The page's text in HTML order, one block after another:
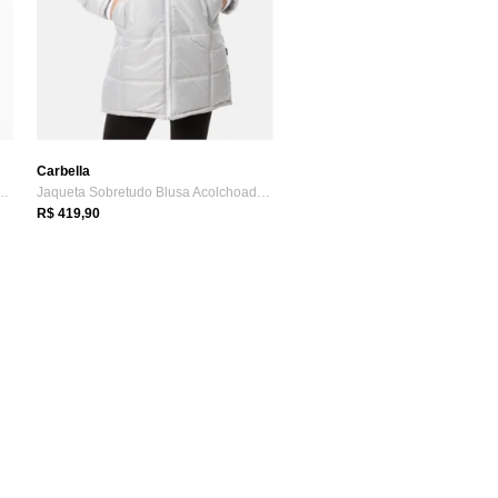
Impermeável Forr...
Carbella
Jaqueta Sobretudo Blusa Acolchoado Bolso...
R$ 419,90